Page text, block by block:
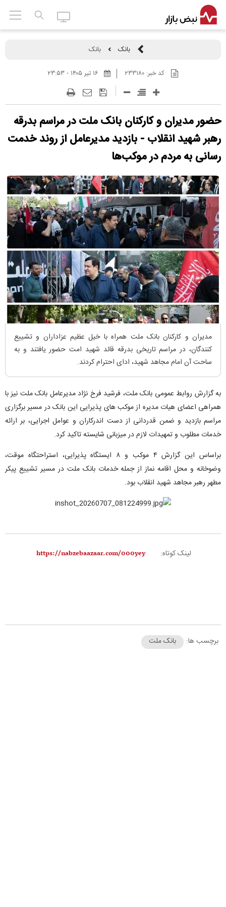
بانک بانک
کد خبر: ۲۳۳۱۸۰
حضور مدیران و کارکنان بانک ملت در مراسم بدرقه
رهبر شهید انقلاب - بازدید مدیرعامل از روند خدمت
رسانی به مردم در موکب‌ها
مدیران و کارکنان بانک ملت همراه با خیل عظیم عزاداران و تشییع
کنندگان، در مراسم تاریخی بدرقه قائد شهید امت حضور یافتند و به
ساحت آن امام مجاهد شهید، ادای احترام کردند.
به گزارش روابط عمومی بانک ملت، فرشید فرخ نژاد مدیرعامل بانک ملت نیز با
همراهی اعضای هیات مدیره از موکب های پذیرایی این بانک در مسیر برگزاری
مراسم بازدید و ضمن قدردانی از دست اندرکاران و عوامل اجرایی، بر ارائه
خدمات مطلوب و تمهیدات لازم در میزبانی شایسته تاکید کرد.
براساس این گزارش ۴ موکب و ۸ ایستگاه پذیرایی، استراحتگاه موقت،
وضوخانه و محل اقامه نماز از جمله خدمات بانک ملت در مسیر تشییع پیکر
مطهر رهبر مجاهد شهید انقلاب بود.
لینک کوتاه:
برچسب ها: بانک ملت